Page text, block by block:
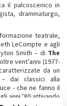
il palcoscenico in
drammaturgo,
teatrale,
LeCompte e agli
Smith – di The
vent’anni (1977-
da un
dai classici alla
- che ne fanno il
anni ’80 attivando